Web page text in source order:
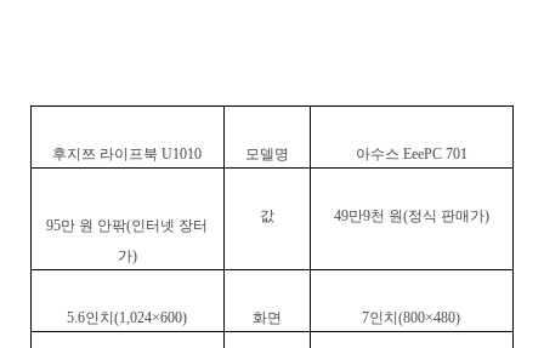
후지쯔 라이프북U1010 모델명 아수스 EeePC 701
95만 원 안팎(인터넷 장터
가)
값 49만9천 원(정식 판매가)
5.6인치(1,024×600) 화면 7인치(800×480)